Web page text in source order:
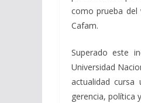
como prueba del
Cafam.
Superado este
Universidad
actualidad
gerencia, política